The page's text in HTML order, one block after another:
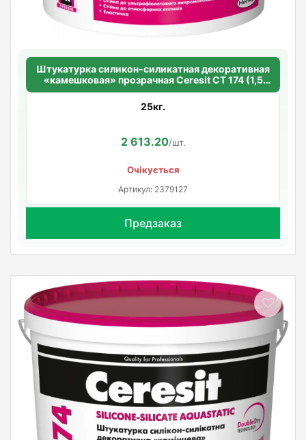
Штукатурка силикон-силикатная декоративная
«камешковая» прозрачная Ceresit CT 174 (1,5
мм)
25кг.
2 613.20/шт.
Очікується
Артикул: 2379127
Предзаказ